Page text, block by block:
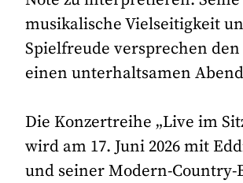
musikalische Vielseitigkeit
Spielfreude versprechen
einen unterhaltsamen
Die Konzertreihe „Live im
wird am 17. Juni 2026 mit
und seiner Modern-Country-